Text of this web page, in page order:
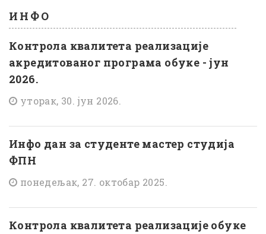
ИНФО
Контрола квалитета реализације
акредитованог програма обуке - јун
2026.
уторак, 30. јун 2026.
Инфо дан за студенте мастер студија
ФПН
понедељак, 27. октобар 2025.
Контрола квалитета реализације обуке